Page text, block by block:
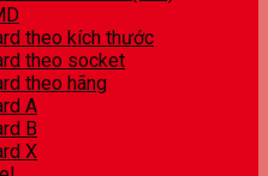
theo kích thước
theo socket
theo hãng
A
B
X